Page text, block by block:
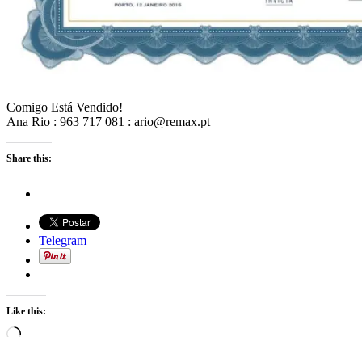
Comigo Está Vendido!
Ana Rio : 963 717 081 : ario@remax.pt
Share this:
Telegram
Like this:
Loading…